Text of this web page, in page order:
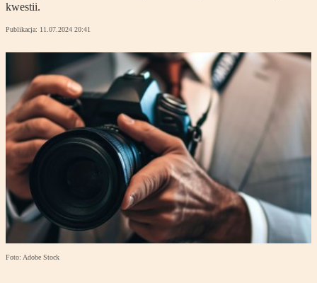
kwestii.
Publikacja: 11.07.2024 20:41
Foto: Adobe Stock